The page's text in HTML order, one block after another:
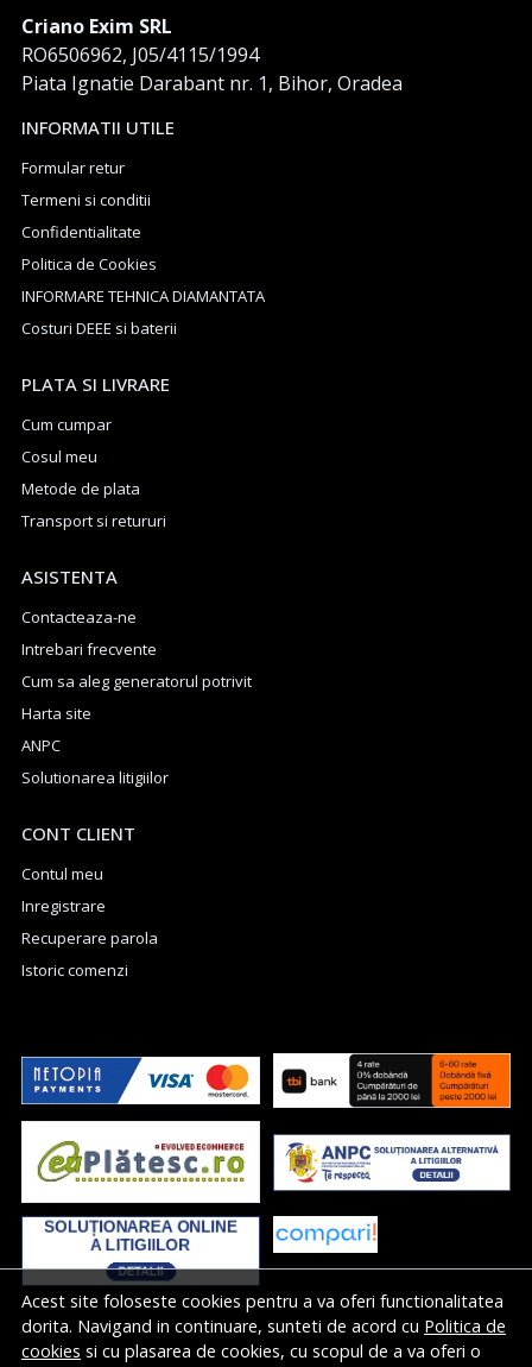
Acest site foloseste cookies pentru a va oferi functionalitatea
dorita. Navigand in continuare, sunteti de acord cu Politica de
cookies si cu plasarea de cookies, cu scopul de a va oferi o
Criano Exim SRL
RO6506962, J05/4115/1994
Piata Ignatie Darabant nr. 1, Bihor, Oradea
INFORMATII UTILE
Formular retur
Termeni si conditii
Confidentialitate
Politica de Cookies
INFORMARE TEHNICA DIAMANTATA
Costuri DEEE si baterii
PLATA SI LIVRARE
Cum cumpar
Cosul meu
Metode de plata
Transport si retururi
ASISTENTA
Contacteaza-ne
Intrebari frecvente
Cum sa aleg generatorul potrivit
Harta site
ANPC
Solutionarea litigiilor
CONT CLIENT
Contul meu
Inregistrare
Recuperare parola
Istoric comenzi